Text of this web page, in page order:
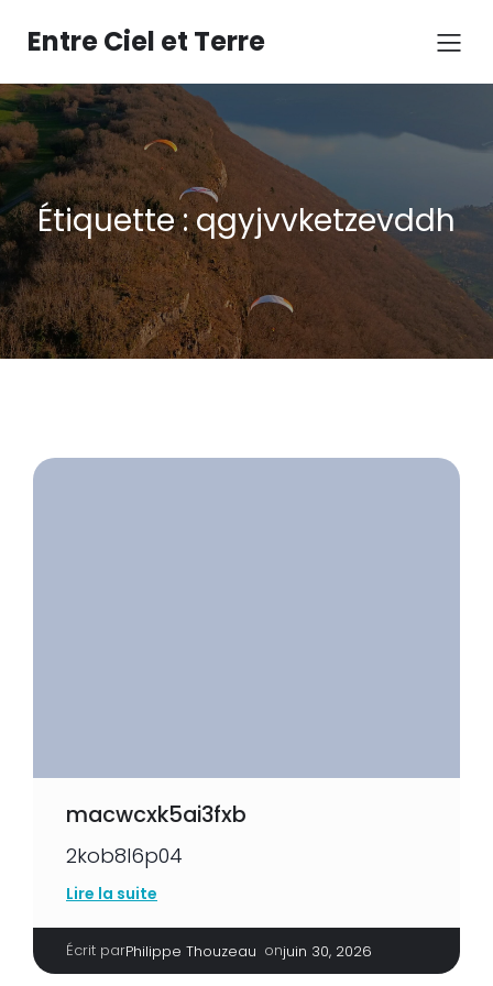
contenuEntre Ciel et Terre
Étiquette :qgyjvvketzevddh
macwcxk5ai3fxb
2kob8l6p04
Lire la suite
Écrit parPhilippe Thouzeau onjuin 30, 2026